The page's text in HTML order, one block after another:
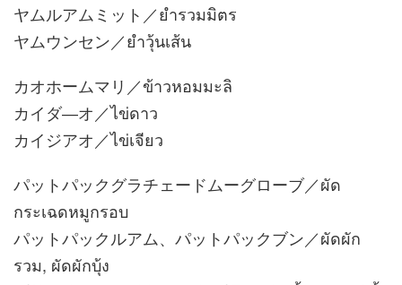
ヤムルアムミット／ยำรวมมิตร
ヤムウンセン／ยำวุ้นเส้น
カオホームマリ／ข้าวหอมมะลิ
カイダ―オ／ไข่ดาว
カイジアオ／ไข่เจียว
パットパックグラチェードムーグローブ／ผัด
กระเฉดหมูกรอบ
パットパックルアム、パットパックブン／ผัดผัก
รวม, ผัดผักบุ้ง